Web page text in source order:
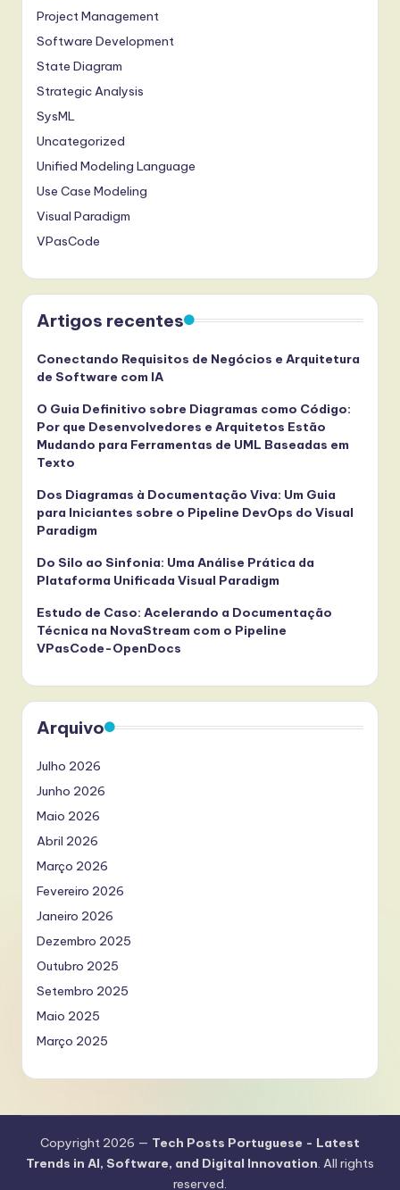
Project Management
Software Development
State Diagram
Strategic Analysis
SysML
Uncategorized
Unified Modeling Language
Use Case Modeling
Visual Paradigm
VPasCode
Artigos recentes
Conectando Requisitos de Negócios e Arquitetura
de Software com IA
O Guia Definitivo sobre Diagramas como Código:
Por que Desenvolvedores e Arquitetos Estão
Mudando para Ferramentas de UML Baseadas em
Texto
Dos Diagramas à Documentação Viva: Um Guia
para Iniciantes sobre o Pipeline DevOps do Visual
Paradigm
Do Silo ao Sinfonia: Uma Análise Prática da
Plataforma Unificada Visual Paradigm
Estudo de Caso: Acelerando a Documentação
Técnica na NovaStream com o Pipeline
VPasCode-OpenDocs
Arquivo
Julho 2026
Junho 2026
Maio 2026
Abril 2026
Março 2026
Fevereiro 2026
Janeiro 2026
Dezembro 2025
Outubro 2025
Setembro 2025
Maio 2025
Março 2025
Copyright 2026 — Tech Posts Portuguese - Latest
Trends in AI, Software, and Digital Innovation. All rights
reserved.